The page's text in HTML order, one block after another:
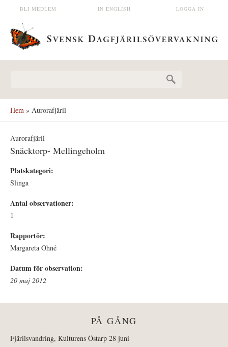
Hoppa till huvudinnehåll LOGGA IN
IN ENGLISH
BLI MEDLEM
Hem » Aurorafjäril
Aurorafjäril
Snäcktorp- Mellingeholm
Platskategori:
Slinga
Antal observationer:
1
Rapportör:
Margareta Ohné
Datum för observation:
20 maj 2012
PÅ GÅNG
Fjärilsvandring, Kulturens Östarp 28 juni